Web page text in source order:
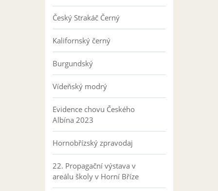
Český Strakáč Černý
Kalifornský černý
Burgundský
Vídeňský modrý
Evidence chovu Českého
Albína 2023
Hornobřízský zpravodaj
22. Propagační výstava v
areálu školy v Horní Bříze